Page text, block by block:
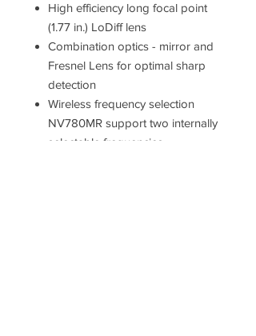
High efficiency long focal point
(1.77 in.) LoDiff lens
Combination optics - mirror and
Fresnel Lens for optimal sharp
detection
Wireless frequency selection
NV780MR support two internally
selectable frequencies